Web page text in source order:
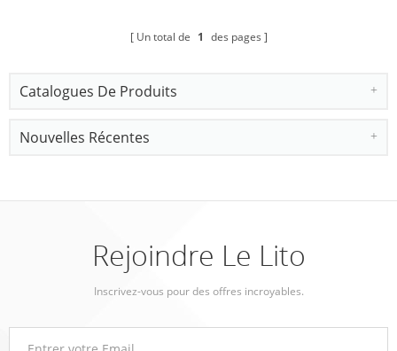
Un total de 1 des pages
Catalogues De Produits
Nouvelles Récentes
Rejoindre Le Lito
Inscrivez-vous pour des offres incroyables.